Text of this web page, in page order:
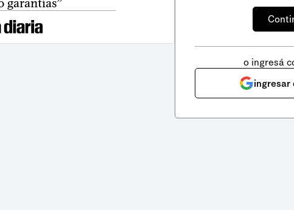
garantías”
o ingresá
ingresar